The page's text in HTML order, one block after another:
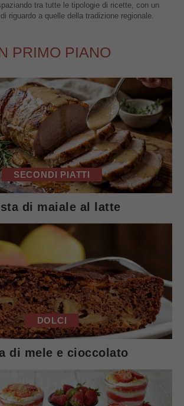
tra tutte le tipologie di ricette, con un
riguardo a quelle della tradizione regionale.
PRIMO PIANO
SECONDI PIATTI
di maiale al latte
DOLCI
di mele e cioccolato